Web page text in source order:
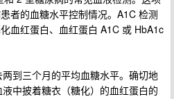
者的血糖水平控制情况。A1C 检测
血红蛋白、血红蛋白 A1C 或 HbA1c
到三个月的平均血糖水平。确切地
中披着糖衣（糖化）的血红蛋白的